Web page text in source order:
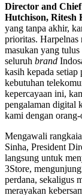
Director and
Hutchison, Ritesh
yang tanpa akhir,
prioritas. Harpelnas
masukan yang
seluruh brand
kasih kepada setiap
kebutuhan
kepercayaan ini,
pengalaman digital
kami dengan
Mengawali
Sinha, President
langsung untuk
3Store,
perdana, sekaligus
merayakan